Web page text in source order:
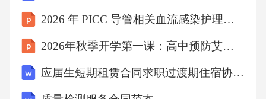
8.牙周病的病因中，牙菌斑是最主要的致病因
素。（）
9.釉质发育不全的病理特征是釉质矿化不良。
2026 年 PICC 导管相关血流感染护理个案分享
2026年秋季开学第一课：高中预防艾滋病教育
应届生短期租赁合同求职过渡期住宿协议范本三篇